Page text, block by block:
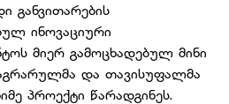
განვითარების
ინოვაციური
მიერ გამოცხადებულ მინი
და თავისუფალმა
პროექტი წარადგინეს.